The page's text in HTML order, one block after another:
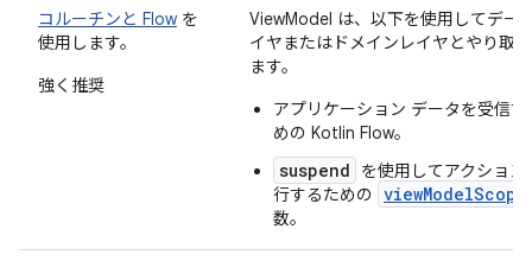
コルーチンと Flow を
使用します。
強く推奨
ViewModel は、以下を使用してデー
イヤまたはドメインレイヤとやり取
ます。
アプリケーション データを受信す
めの Kotlin Flow。
suspend
を使用してアクション
行するための viewModelScope
数。